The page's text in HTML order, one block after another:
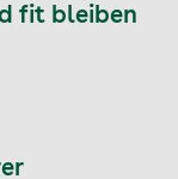
fit bleiben